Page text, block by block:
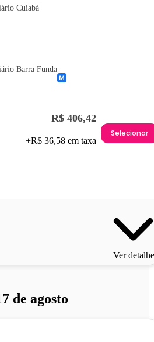
Cuiabá
Barra Funda
R$ 406,42
+R$ 36,58 em taxa
Selecionar
Ver
de agosto